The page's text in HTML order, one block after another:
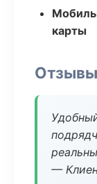
карты
Отзывы
—